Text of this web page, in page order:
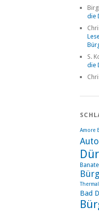
die
S.
die
Amore
Bad